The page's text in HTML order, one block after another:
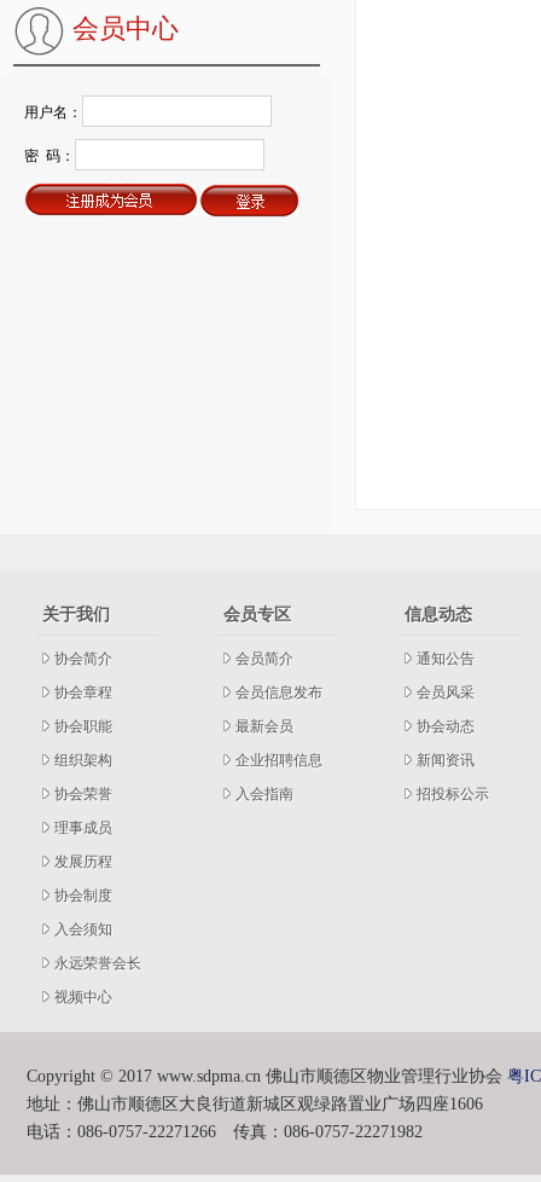
会员中心
用户名：
密 码：
关于我们
协会简介
协会章程
协会职能
组织架构
协会荣誉
理事成员
发展历程
协会制度
入会须知
永远荣誉会长
视频中心
会员专区
会员简介
会员信息发布
最新会员
企业招聘信息
入会指南
信息动态
通知公告
会员风采
协会动态
新闻资讯
招投标公示
Copyright © 2017 www.sdpma.cn 佛山市顺德区物业管理行业协会 粤
地址：佛山市顺德区大良街道新城区观绿路置业广场四座1606
电话：086-0757-22271266 传真：086-0757-22271982